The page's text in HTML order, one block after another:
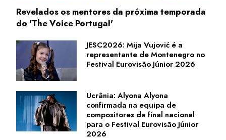
Revelados os mentores da próxima temporada
do 'The Voice Portugal'
JESC2026: Mija Vujović é a
representante de Montenegro no
Festival Eurovisão Júnior 2026
Ucrânia: Alyona Alyona
confirmada na equipa de
compositores da final nacional
para o Festival Eurovisão Júnior
2026